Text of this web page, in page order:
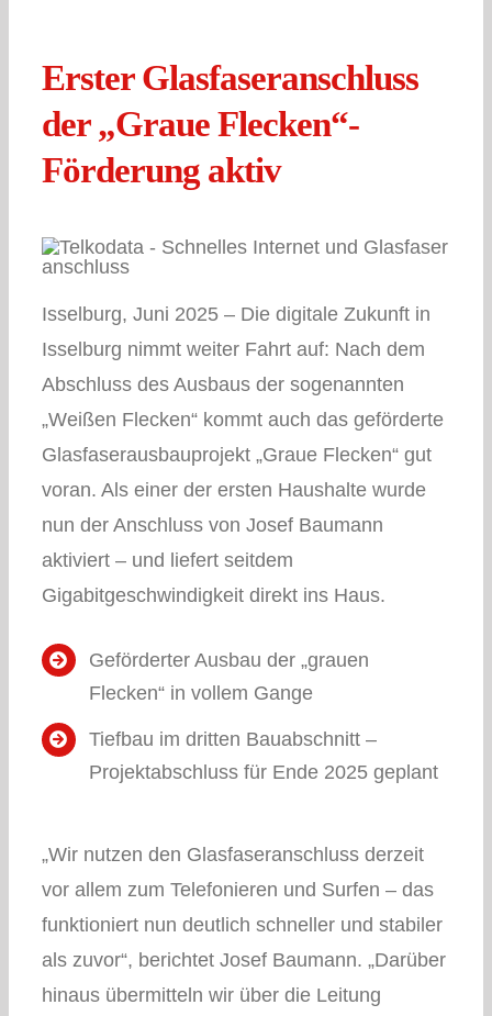
Erster Glasfaseranschluss
der „Graue Flecken“-
Förderung aktiv
Isselburg, Juni 2025 – Die digitale Zukunft in
Isselburg nimmt weiter Fahrt auf: Nach dem
Abschluss des Ausbaus der sogenannten
„Weißen Flecken“ kommt auch das geförderte
Glasfaserausbauprojekt „Graue Flecken“ gut
voran. Als einer der ersten Haushalte wurde
nun der Anschluss von Josef Baumann
aktiviert – und liefert seitdem
Gigabitgeschwindigkeit direkt ins Haus.
Geförderter Ausbau der „grauen
Flecken“ in vollem Gange
Tiefbau im dritten Bauabschnitt –
Projektabschluss für Ende 2025 geplant
„Wir nutzen den Glasfaseranschluss derzeit
vor allem zum Telefonieren und Surfen – das
funktioniert nun deutlich schneller und stabiler
als zuvor“, berichtet Josef Baumann. „Darüber
hinaus übermitteln wir über die Leitung